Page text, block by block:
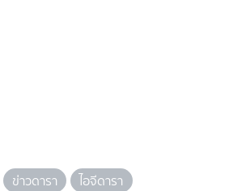
ข่าวดารา
ไอจีดารา